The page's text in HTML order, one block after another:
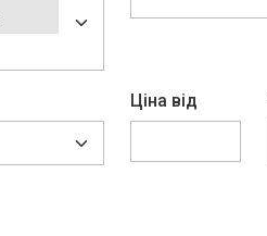
Ціна від